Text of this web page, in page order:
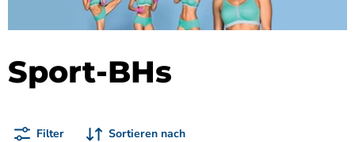
Sport-BHs
Filter Sortieren nach